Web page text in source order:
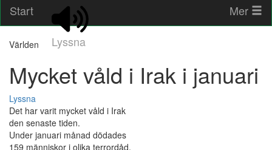
Start
Lyssna
Mer
Världen
Mycket våld i Irak i januari
Lyssna
Det har varit mycket våld i Irak
den senaste tiden.
Under januari månad dödades
159 människor i olika terrordåd.